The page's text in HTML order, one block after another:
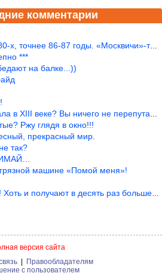
комментарии
точнее 86-87 годы. «Москвичи»-то из пер
***
на балке...))
в XIII веке? Вы ничего не перепутали?
Ржу глядя в окно!!!
прекрасный мир.
так?
машине «Помой меня»!
и получают в десять раз больше жителей б
версия сайта
Правообладателям
с пользователем